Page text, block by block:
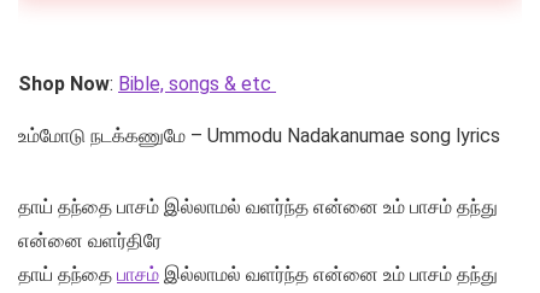
Shop Now: Bible, songs & etc
உம்மோடு நடக்கணுமே – Ummodu Nadakanumae song lyrics
தாய் தந்தை பாசம் இல்லாமல் வளர்ந்த என்னை உம் பாசம் தந்து
என்னை வளர்திரே
தாய் தந்தை பாசம் இல்லாமல் வளர்ந்த என்னை உம் பாசம் தந்து